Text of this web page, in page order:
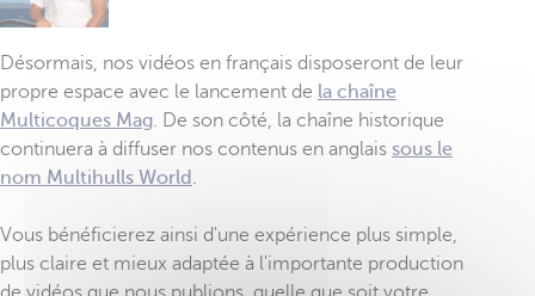
Désormais, nos vidéos en français disposeront de leur
propre espace avec le lancement de la chaîne
Multicoques Mag . De son côté, la chaîne historique
continuera à diffuser nos contenus en anglais sous le
nom Multihulls World
Vous bénéficierez ainsi d'une expérience plus simple,
plus claire et mieux adaptée à l'importante production